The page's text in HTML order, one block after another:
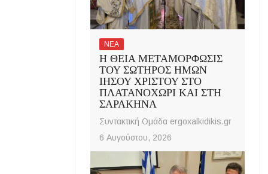
ΝΕΑ
Η ΘΕΙΑ ΜΕΤΑΜΟΡΦΩΣΙΣ
ΤΟΥ ΣΩΤΗΡΟΣ ΗΜΩΝ
ΙΗΣΟΥ ΧΡΙΣΤΟΥ ΣΤΟ
ΠΛΑΤΑΝΟΧΩΡΙ ΚΑΙ ΣΤΗ
ΣΑΡΑΚΗΝΑ
Συντακτική Ομάδα ergoxalkidikis.gr
6 Αυγούστου, 2026